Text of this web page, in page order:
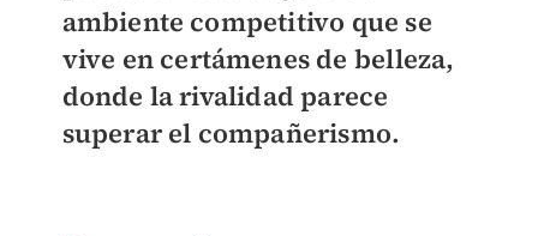
ambiente competitivo que se
vive en certámenes de belleza,
donde la rivalidad parece
superar el compañerismo.